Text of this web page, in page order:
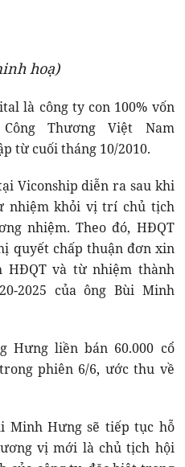
hoạ)
là công ty con 100% vốn
Thương Việt Nam
từ cuối tháng 10/2010.
Viconship diễn ra sau khi
nhiệm khỏi vị trí chủ tịch
nhiệm. Theo đó, HĐQT
quyết chấp thuận đơn xin
HĐQT và từ nhiệm thành
2025 của ông Bùi Minh
Hưng liền bán 60.000 cổ
phiên 6/6, ước thu về
Minh Hưng sẽ tiếp tục hỗ
vị mới là chủ tịch hội